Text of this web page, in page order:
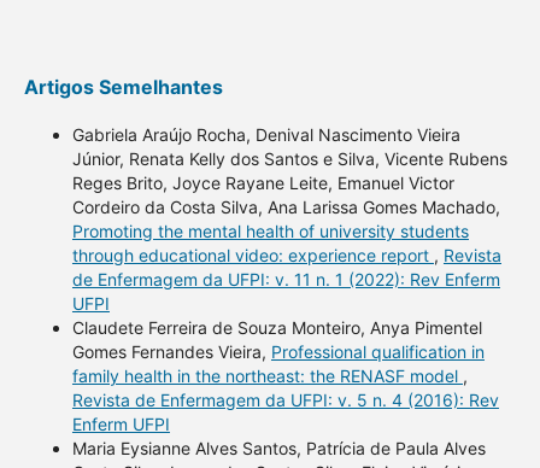
Artigos Semelhantes
Gabriela Araújo Rocha, Denival Nascimento Vieira
Júnior, Renata Kelly dos Santos e Silva, Vicente Rubens
Reges Brito, Joyce Rayane Leite, Emanuel Victor
Cordeiro da Costa Silva, Ana Larissa Gomes Machado,
Promoting the mental health of university students
through educational video: experience report , Revista
de Enfermagem da UFPI: v. 11 n. 1 (2022): Rev Enferm
UFPI
Claudete Ferreira de Souza Monteiro, Anya Pimentel
Gomes Fernandes Vieira, Professional qualification in
family health in the northeast: the RENASF model ,
Revista de Enfermagem da UFPI: v. 5 n. 4 (2016): Rev
Enferm UFPI
Maria Eysianne Alves Santos, Patrícia de Paula Alves